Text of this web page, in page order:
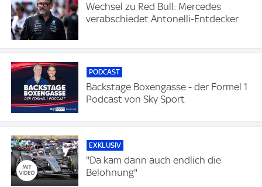
Wechsel zu Red Bull: Mercedes
verabschiedet Antonelli-Entdecker
PODCAST
Backstage Boxengasse - der Formel 1
Podcast von Sky Sport
EXKLUSIV
"Da kam dann auch endlich die
Belohnung"